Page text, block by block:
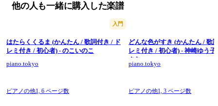
他の人も一緒に購入した楽譜
入門
はたらくくるま (かんたん / 歌詞付き / ド
レミ付き / 初心者) - のこいのこ
piano.tokyo
ピアノの他1, 6 ページ数
どんな色がすき (かんたん / 歌
レミ付き / 初心者) - 神崎ゆう
さむ
piano.tokyo
ピアノの他1,3 ページ数